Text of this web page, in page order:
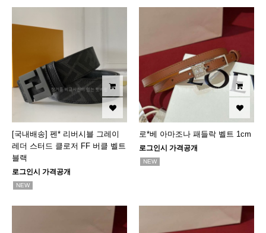
[국내배송] 펜* 리버시블 그레이
레더 스터드 클로저 FF 버클 벨트
블랙
로그인시 가격공개
NEW
로*베 아마조나 패들락 벨트 1cm
로그인시 가격공개
NEW